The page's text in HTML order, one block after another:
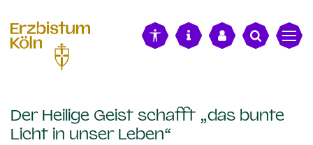
Der Heilige Geist schafft „das bunte
Licht in unser Leben“